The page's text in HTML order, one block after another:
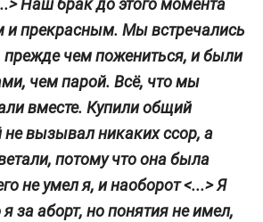
Наш брак до этого момента
и прекрасным. Мы встречались
прежде чем пожениться, и были
чем парой. Всё, что мы
вместе. Купили общий
не вызывал никаких ссор, а
потому что она была
не умел я, и наоборот <...> Я
за аборт, но понятия не имел,